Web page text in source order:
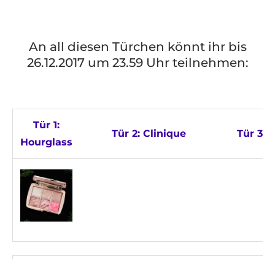
An all diesen Türchen könnt ihr bis
26.12.2017 um 23.59 Uhr teilnehmen:
Tür 1:
Hourglass
Tür 2: Clinique Tür 3: